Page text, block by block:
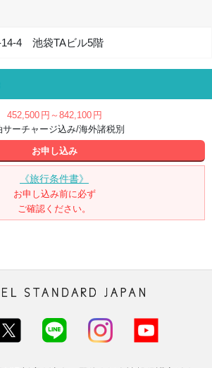
14-4 池袋TAビル5階
452,500 円 ～842,100 円
サーチャージ込み/海外諸税別
お申し込み
《旅行条件書》
お申し込み前に必ず
ご確認ください。